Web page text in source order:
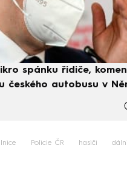
spánku řidiče,
českého autobusu v
Policie ČR hasiči